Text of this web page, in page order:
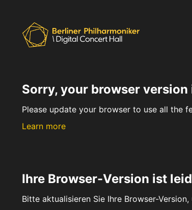
Sorry, your browser
Please update your browser to use all the
Learn more
Ihre Browser-Version ist
Bitte aktualisieren Sie Ihre Browser-